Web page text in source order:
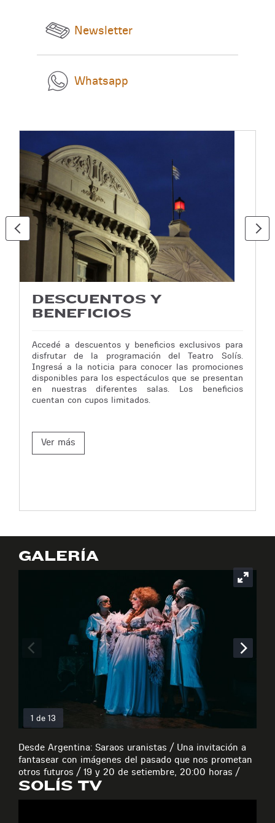
Newsletter
Whatsapp
DESCUENTOS Y
BENEFICIOS
Accedé a descuentos y beneficios exclusivos para
disfrutar de la programación del Teatro Solís.
Ingresá a la noticia para conocer las promociones
disponibles para los espectáculos que se presentan
en nuestras diferentes salas. Los beneficios
cuentan con cupos limitados.
Ver más
GALERÍA
1 de 13
Desde Argentina: Saraos uranistas / Una invitación a
fantasear con imágenes del pasado que nos prometan
otros futuros / 19 y 20 de setiembre, 20:00 horas /
SOLÍS TV